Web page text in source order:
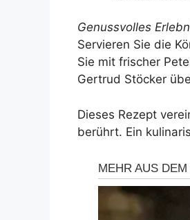
Genussvolles
Servieren Sie die
Sie mit frischer
Gertrud Stöcker
Dieses Rezept
berührt. Ein